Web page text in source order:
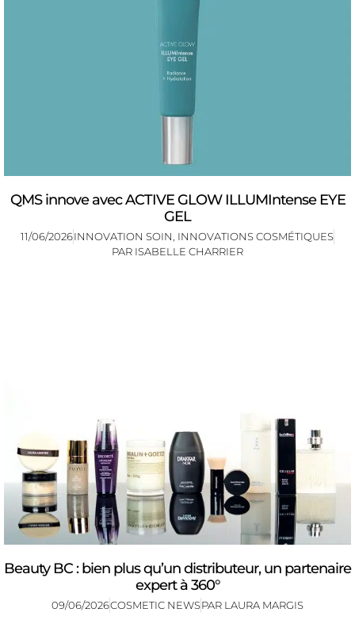
QMS innove avec ACTIVE GLOW ILLUMIntense EYE
GEL
11/06/2026INNOVATION SOIN INNOVATIONS COSMÉTIQUES
PAR ISABELLE CHARRIER
Beauty BC : bien plus qu’un distributeur, un partenaire
expert à 360°
09/06/2026COSMETIC NEWSPAR LAURA MARGIS